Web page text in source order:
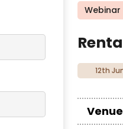
Webinar
12th
Venue